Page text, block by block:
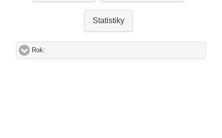
Statistiky
Rok: